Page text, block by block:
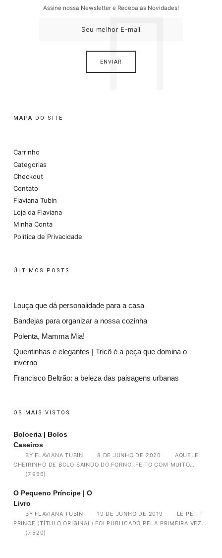
Assine nossa Newsletter e Receba as Novidades!
MAPA DO SITE
Carrinho
Categorias
Checkout
Contato
Flaviana Tubin
Loja da Flaviana
Minha Conta
Política de Privacidade
ÚLTIMOS POSTS
Louça que dá personalidade para a casa
Bandejas para organizar a nossa cozinha
Polenta, Mamma Mia!
Quentinhas e elegantes | Tricô é a peça que domina o
inverno
Francisco Beltrão: a beleza das paisagens urbanas
OS MAIS VISTOS
Boloeria | Bolos
Caseiros
BY FLAVIANA TUBIN 8 DE JUNHO DE 2020
AQUELE
CHEIRINHO DE BOLO SAINDO DO FORNO, FEITO COM MUITO…
(7.956)
O Pequeno Príncipe | O
Livro
BY FLAVIANA TUBIN 19 DE JUNHO DE 2019
LE PETIT
PRINCE (TÍTULO ORIGINAL) FOI PUBLICADO PELA PRIMEIRA VEZ…
(7.520)